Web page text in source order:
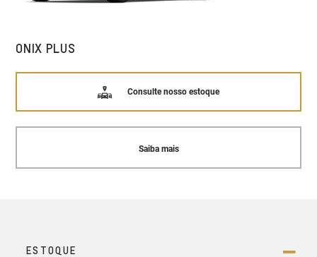
ONIX PLUS
Consulte nosso estoque
Saiba mais